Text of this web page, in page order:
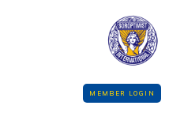
MEMBER LOGIN